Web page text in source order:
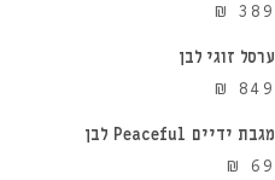
₪ 389
ערסל זוגי לבן
₪ 849
הוספה לסל
מגבת ידיים Peaceful לבן
₪ 69
הוספה לסל